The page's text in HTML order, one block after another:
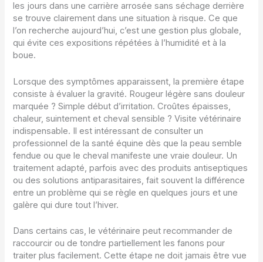
les jours dans une carrière arrosée sans séchage derrière
se trouve clairement dans une situation à risque. Ce que
l’on recherche aujourd’hui, c’est une gestion plus globale,
qui évite ces expositions répétées à l’humidité et à la
boue.
Lorsque des symptômes apparaissent, la première étape
consiste à évaluer la gravité. Rougeur légère sans douleur
marquée ? Simple début d’irritation. Croûtes épaisses,
chaleur, suintement et cheval sensible ? Visite vétérinaire
indispensable. Il est intéressant de consulter un
professionnel de la santé équine dès que la peau semble
fendue ou que le cheval manifeste une vraie douleur. Un
traitement adapté, parfois avec des produits antiseptiques
ou des solutions antiparasitaires, fait souvent la différence
entre un problème qui se règle en quelques jours et une
galère qui dure tout l’hiver.
Dans certains cas, le vétérinaire peut recommander de
raccourcir ou de tondre partiellement les fanons pour
traiter plus facilement. Cette étape ne doit jamais être vue